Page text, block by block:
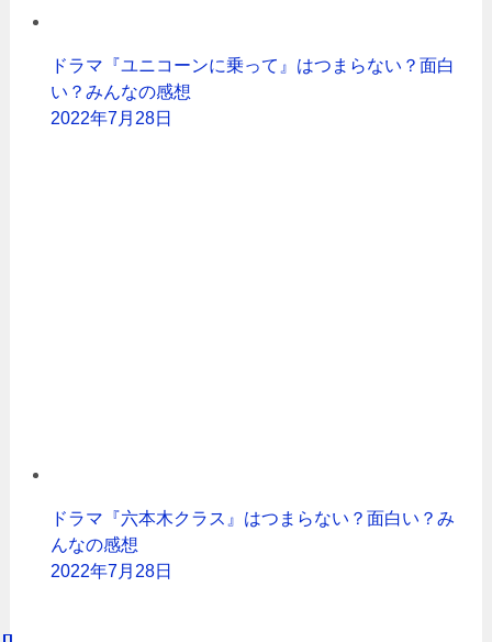
ドラマ『ユニコーンに乗って』はつまらない？面白
い？みんなの感想
2022年7月28日
ドラマ『六本木クラス』はつまらない？面白い？み
んなの感想
2022年7月28日